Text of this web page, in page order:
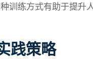
训练方式有助于提升
践策略